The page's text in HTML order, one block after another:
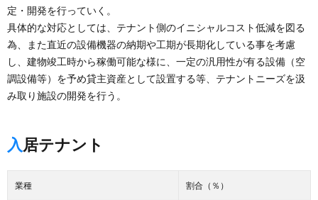
定・開発を行っていく。
具体的な対応としては、テナント側のイニシャルコスト低減を図る
為、また直近の設備機器の納期や工期が長期化している事を考慮
し、建物竣工時から稼働可能な様に、一定の汎用性が有る設備（空
調設備等）を予め貸主資産として設置する等、テナントニーズを汲
み取り施設の開発を行う。
入居テナント
業種 割合（％）